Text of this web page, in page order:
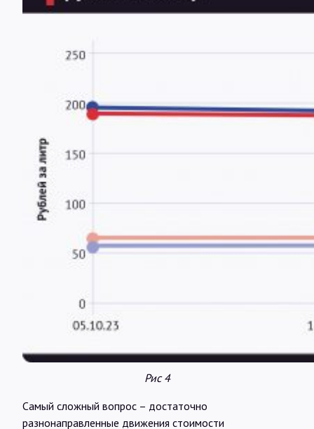
Рис 4
Самый сложный вопрос – достаточно
разнонаправленные движения стоимости